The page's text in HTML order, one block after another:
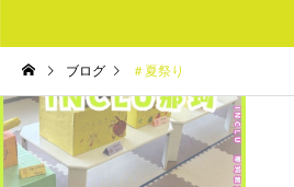
ブログ ＃夏祭り